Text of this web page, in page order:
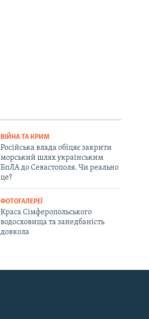
ВІЙНА ТА КРИМ
Російська влада обіцяє закрити
морський шлях українським
БпЛА до Севастополя. Чи реально
це?
ФОТОГАЛЕРЕЇ
Краса Сімферопольського
водосховища та занедбаність
довкола